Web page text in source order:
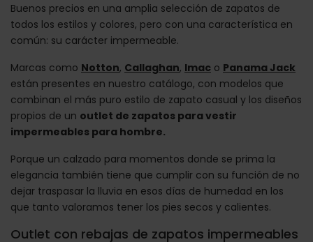
Buenos precios en una amplia selección de zapatos de
todos los estilos y colores, pero con una característica en
común: su carácter impermeable.
Marcas como Notton, Callaghan, Imac o Panama Jack
están presentes en nuestro catálogo, con modelos que
combinan el más puro estilo de zapato casual y los diseños
propios de un outlet de zapatos para vestir
impermeables para hombre.
Porque un calzado para momentos donde se prima la
elegancia también tiene que cumplir con su función de no
dejar traspasar la lluvia en esos días de humedad en los
que tanto valoramos tener los pies secos y calientes.
Outlet con rebajas de zapatos impermeables